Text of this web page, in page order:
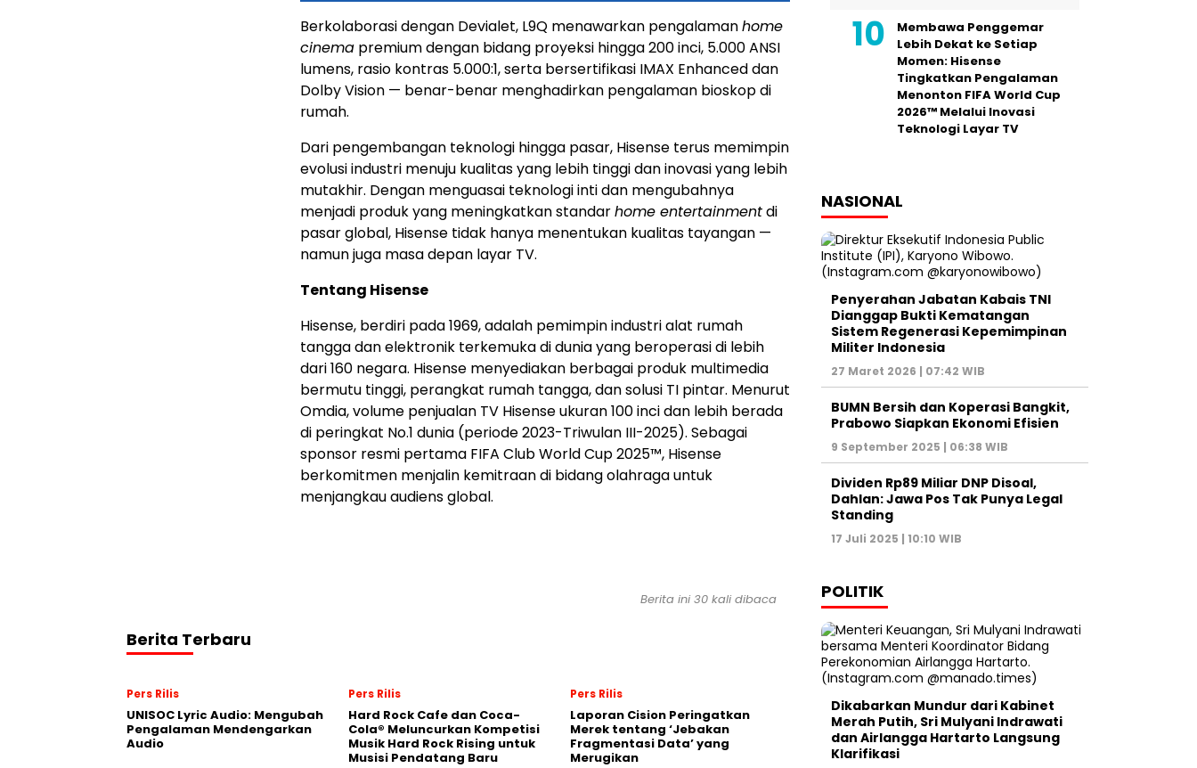
Berkolaborasi dengan Devialet, L9Q menawarkan pengalamanhome
cinema premium dengan bidang proyeksi hingga 200 inci, 5.000 ANSI
lumens, rasio kontras 5.000:1, serta bersertifikasi IMAX Enhanced dan
Dolby Vision — benar-benar menghadirkan pengalaman bioskop di
rumah.
Dari pengembangan teknologi hingga pasar, Hisense terus memimpin
evolusi industri menuju kualitas yang lebih tinggi dan inovasi yang lebih
mutakhir. Dengan menguasai teknologi inti dan mengubahnya
menjadi produk yang meningkatkan standarhome entertainmentdi
pasar global, Hisense tidak hanya menentukan kualitas tayangan —
namun juga masa depan layar TV.
Tentang Hisense
Hisense, berdiri pada 1969, adalah pemimpin industri alat rumah
tangga dan elektronik terkemuka di dunia yang beroperasi di lebih
dari 160 negara. Hisense menyediakan berbagai produk multimedia
bermutu tinggi, perangkat rumah tangga, dan solusi TI pintar. Menurut
Omdia, volume penjualan TV Hisense ukuran 100 inci dan lebih berada
di peringkat No.1 dunia (periode 2023-Triwulan III-2025). Sebagai
sponsor resmi pertama FIFA Club World Cup 2025™, Hisense
berkomitmen menjalin kemitraan di bidang olahraga untuk
menjangkau audiens global.
Berita ini 30 kali dibaca
Berita Terbaru
Pers Rilis
UNISOC Lyric Audio: Mengubah
Pengalaman Mendengarkan
Audio
Pers Rilis
Hard Rock Cafe dan Coca-
Cola® Meluncurkan Kompetisi
Musik Hard Rock Rising untuk
Musisi Pendatang Baru
Pers Rilis
Laporan Cision Peringatkan
Merek tentang ‘Jebakan
Fragmentasi Data’ yang
Merugikan
Membawa Penggemar
Lebih Dekat ke Setiap
Momen: Hisense
Tingkatkan Pengalaman
Menonton FIFA World Cup
2026™ Melalui Inovasi
Teknologi Layar TV
NASIONAL
Penyerahan Jabatan Kabais TNI
Dianggap Bukti Kematangan
Sistem Regenerasi Kepemimpinan
Militer Indonesia
27 Maret 2026 | 07:42 WIB
BUMN Bersih dan Koperasi Bangkit,
Prabowo Siapkan Ekonomi Efisien
9 September 2025 | 06:38 WIB
Dividen Rp89 Miliar DNP Disoal,
Dahlan: Jawa Pos Tak Punya Legal
Standing
17 Juli 2025 | 10:10 WIB
POLITIK
Dikabarkan Mundur dari Kabinet
Merah Putih, Sri Mulyani Indrawati
dan Airlangga Hartarto Langsung
Klarifikasi